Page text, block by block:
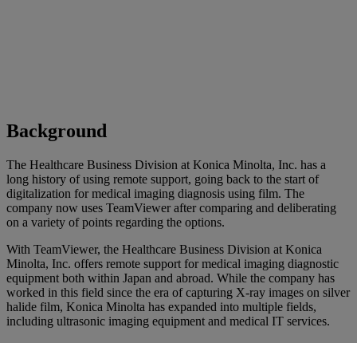
Background
The Healthcare Business Division at Konica Minolta, Inc. has a
long history of using remote support, going back to the start of
digitalization for medical imaging diagnosis using film. The
company now uses TeamViewer after comparing and deliberating
on a variety of points regarding the options.
With TeamViewer, the Healthcare Business Division at Konica
Minolta, Inc. offers remote support for medical imaging diagnostic
equipment both within Japan and abroad. While the company has
worked in this field since the era of capturing X-ray images on silver
halide film, Konica Minolta has expanded into multiple fields,
including ultrasonic imaging equipment and medical IT services.